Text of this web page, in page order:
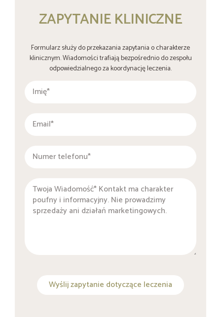
ZAPYTANIE KLINICZNE
Formularz służy do przekazania zapytania o charakterze
klinicznym. Wiadomości trafiają bezpośrednio do zespołu
odpowiedzialnego za koordynację leczenia.
Wyślij zapytanie dotyczące leczenia